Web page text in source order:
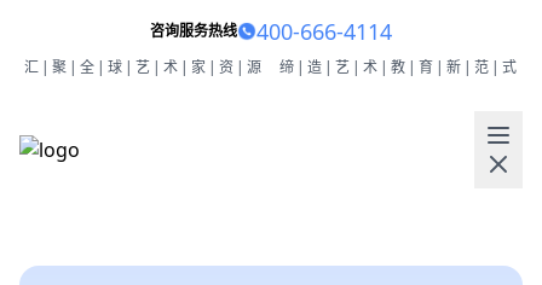
咨询服务热线 400-666-4114
汇|聚|全|球|艺|术|家|资|源 缔|造|艺|术|教|育|新|范|式